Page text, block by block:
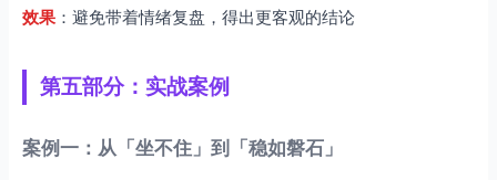
效果 ：避免带着情绪复盘，得出更客观的结论
第五部分：实战案例
案例一：从「坐不住」到「稳如磐石」